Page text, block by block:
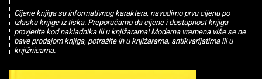
Cijene knjiga su informativnog karaktera, navodimo prvu cijenu po
izlasku knjige iz tiska. Preporučamo da cijene i dostupnost knjiga
provjerite kod nakladnika ili u knjižarama! Moderna vremena više se ne
bave prodajom knjiga, potražite ih u knjižarama, antikvarijatima ili u
knjižnicama.